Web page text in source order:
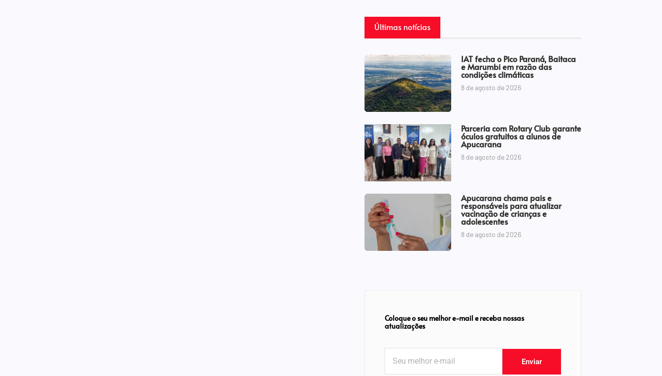
Últimas notícias
IAT fecha o Pico Paraná, Baitaca
e Marumbi em razão das
condições climáticas
8 de agosto de 2026
Parceria com Rotary Club garante
óculos gratuitos a alunos de
Apucarana
8 de agosto de 2026
Apucarana chama pais e
responsáveis para atualizar
vacinação de crianças e
adolescentes
8 de agosto de 2026
Coloque o seu melhor e-mail e receba nossas
atualizações
Enviar